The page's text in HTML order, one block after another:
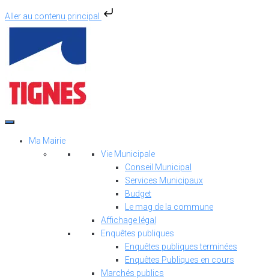
Aller au contenu principal
Aller
contenu
Ma Mairie
Vie Municipale
Conseil Municipal
Services Municipaux
Budget
Le mag de la commune
Affichage légal
Enquêtes publiques
Enquêtes publiques terminées
Enquêtes Publiques en cours
Marchés publics